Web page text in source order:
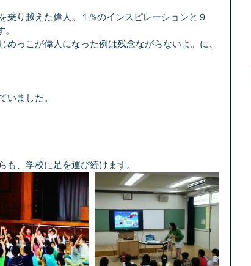
乗り越えた偉人。１%のインスピレーションと９
っこが偉人になった例は残念ながらないよ。に、
いました。
、学校に足を運び続けます。